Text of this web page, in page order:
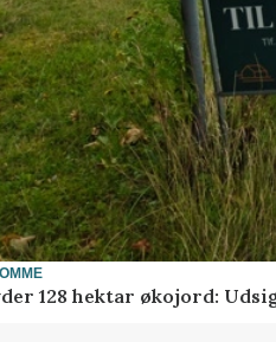
128 hektar økojord: